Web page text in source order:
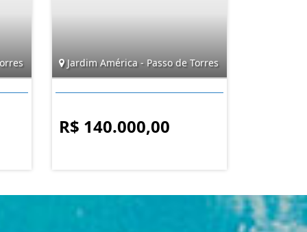
Jardim América - Passo de Torres
R$ 140.000,00